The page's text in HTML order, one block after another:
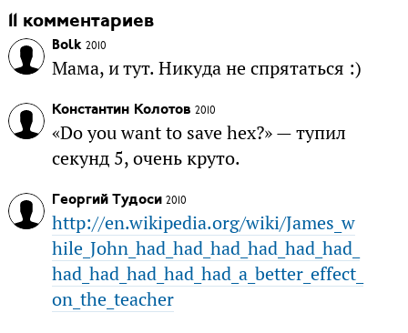
11 комментариев
Bolk 2010
Мама, и тут. Никуда не спрятаться :)
Константин Колотов 2010
«Do you want to save hex?» — тупил
секунд 5, очень круто.
Георгий Тудоси 2010
http://en.wikipedia.org/wiki/James_w
hile_John_had_had_had_had_had_had_
had_had_had_had_had_a_better_effect_
on_the_teacher